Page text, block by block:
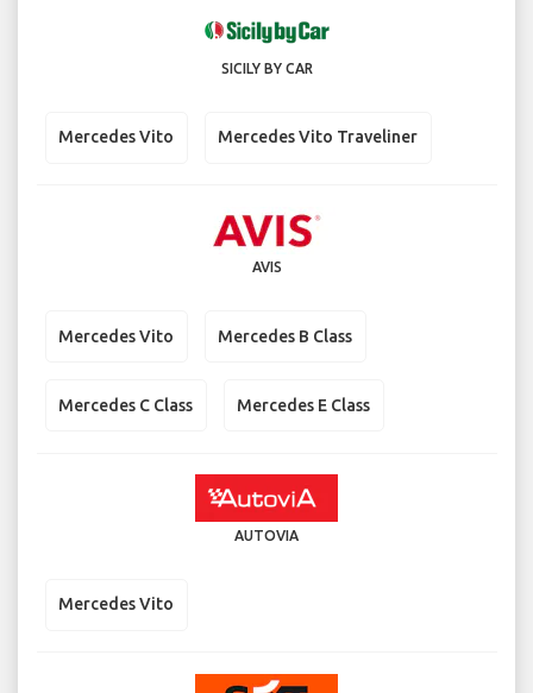
SICILY BY CAR
Mercedes Vito Mercedes Vito Traveliner
AVIS
Mercedes Vito Mercedes B Class
Mercedes C Class Mercedes E Class
AUTOVIA
Mercedes Vito